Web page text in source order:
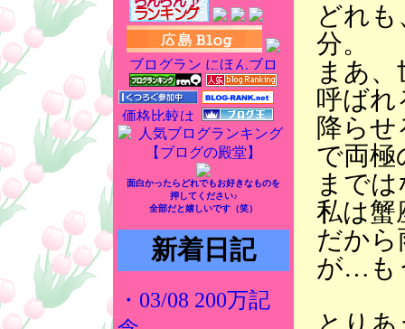
面白かったらどれでもお好きなものを
押してください♪
全部だと嬉しいです（笑）
新着日記
・03/08 200万記
どれ
分。
まあ
呼ばれ
降ら
で両極
まで
私は蟹
だか
が…も